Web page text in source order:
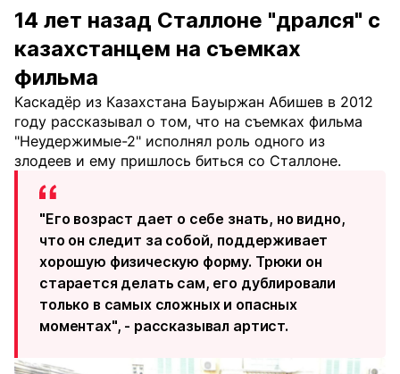
14 лет назад Сталлоне "дрался" с
казахстанцем на съемках
фильма
Каскадёр из Казахстана Бауыржан Абишев в 2012
году рассказывал о том, что на съемках фильма
"Неудержимые-2" исполнял роль одного из
злодеев и ему пришлось биться со Сталлоне.
"Его возраст дает о себе знать, но видно,
что он следит за собой, поддерживает
хорошую физическую форму. Трюки он
старается делать сам, его дублировали
только в самых сложных и опасных
моментах", - рассказывал артист.